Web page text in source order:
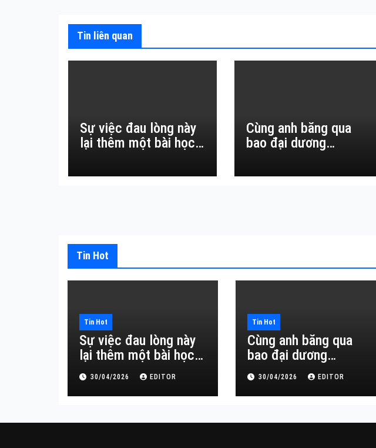
viết
Tin liên quan
Sự việc đau lòng này
lại thêm một bài học
thường.
Cùng anh băng qua
bao đại dương…
Tin Hot
Tin Hot
Sự việc đau lòng này
lại thêm một bài học
đắt giá về sự vô
thường.
30/04/2026 EDITOR
Tin Hot
Cùng anh băng qua
bao đại dương…
30/04/2026 EDITOR